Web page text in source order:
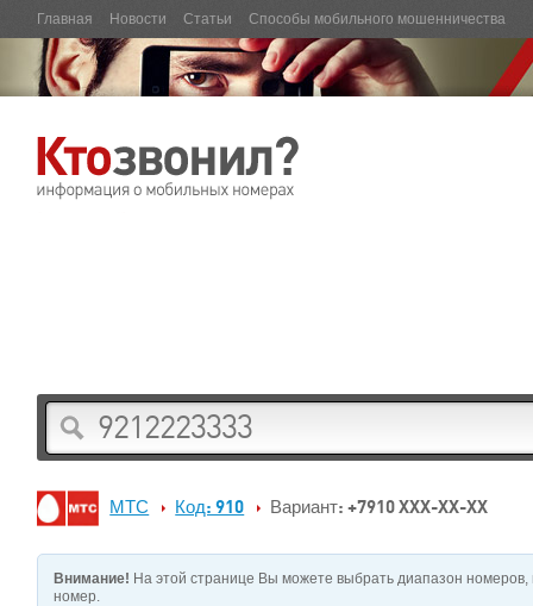
Главная Новости Статьи Способы мобильного мошенничества
МТС Код: 910 Вариант: +7910 XXX-XX-XX
Внимание! На этой странице Вы можете выбрать диапазон
номер.